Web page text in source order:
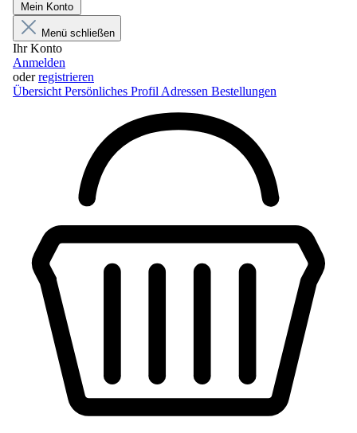
Mein Konto
Menü schließen
Ihr Konto
Anmelden
oderregistrieren
Übersicht Persönliches Profil Adressen Bestellungen